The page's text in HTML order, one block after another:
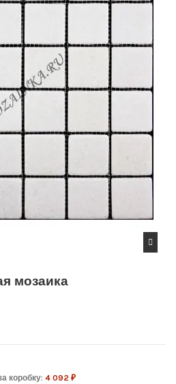
мозаика
коробку:4 092 ₽